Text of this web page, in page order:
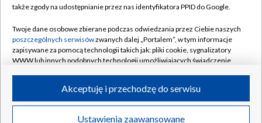
Emisja w TVP
Rada Programowa
Ogłoszenia przetargowe
Akademia Telewizyjna
Kanały
©2026 Telewizja Polska Spółka Akcyjna w likwidacji
także zgody na udostępnianie przez nas identyfikatora PPID do Google.
Twoje dane osobowe zbierane podczas odwiedzania przez Ciebie naszych
poszczególnych serwisówzwanych dalej „Portalem”, w tym informacje
zapisywane za pomocą technologii takich jak: pliki cookie, sygnalizatory
WWW lub innych podobnych technologii umożliwiających świadczenie
ruchu w Internecie.
Twoje dane osobowe zbierane podczas odwiedzania przez Ciebie
Ustawienia zaawansowane
Akceptuję i przechodzę do serwisu